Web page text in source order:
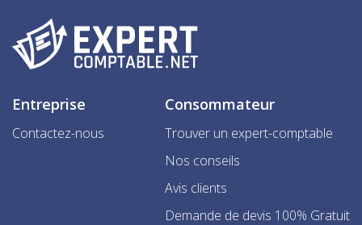
Entreprise
Contactez-nous
Consommateur
Trouver un expert-comptable
Nos conseils
Avis clients
Demande de devis 100% Gratuit